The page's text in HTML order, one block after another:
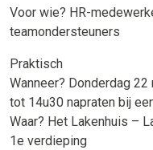
Voor wie? HR-
teamondersteuners
Praktisch
Wanneer? Donderdag
tot 14u30 napraten bij
Waar? Het Lakenhuis –
1e verdieping